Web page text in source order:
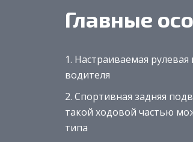
Главные
Настраиваемая
водителя
Спортивная задняя
такой ходовой частью
типа